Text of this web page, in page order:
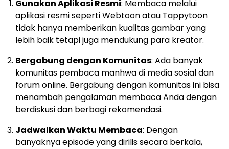
Gunakan Aplikasi Resmi: Membaca melalui
aplikasi resmi seperti Webtoon atau Tappytoon
tidak hanya memberikan kualitas gambar yang
lebih baik tetapi juga mendukung para kreator.
Bergabung dengan Komunitas: Ada banyak
komunitas pembaca manhwa di media sosial dan
forum online. Bergabung dengan komunitas ini bisa
menambah pengalaman membaca Anda dengan
berdiskusi dan berbagi rekomendasi.
Jadwalkan Waktu Membaca: Dengan
banyaknya episode yang dirilis secara berkala,